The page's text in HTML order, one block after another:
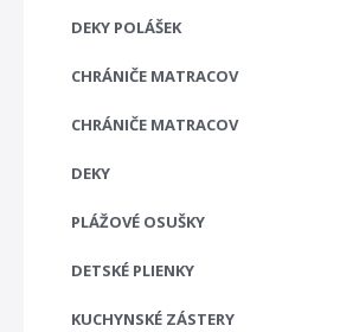
DEKY POLÁŠEK
CHRÁNIČE MATRACOV
CHRÁNIČE MATRACOV
DEKY
PLÁŽOVÉ OSUŠKY
DETSKÉ PLIENKY
KUCHYNSKÉ ZÁSTERY